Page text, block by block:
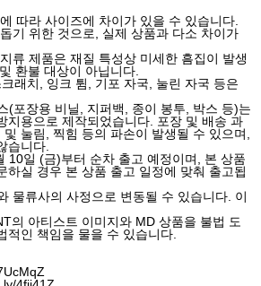
따라 사이즈에 차이가 있을 수 있습니다
기 위한 것으로
실제 상품과 다소 차이가
류 제품은 재질 특성상 미세한 흠집이 발생
환불 대상이 아닙니다
래치 잉크 튐 기포 자국
눌린 자국 등은
(포장용 비닐 지퍼백 종이 봉투 박스 등)는
지용으로 제작되었습니다
포장 및 배송 과
및 눌림
찍힘 등의 파손이 발생될 수 있으며
습니다
10일 (금)부터 순차 출고 예정이며
본 상품
하실 경우 본 상품 출고 일정에 맞춰 출고됩
물류사의 사정으로 변동될 수 있습니다 이
의 아티스트 이미지와 MD 상품을 불법 도
적인 책임을 물을 수 있습니다